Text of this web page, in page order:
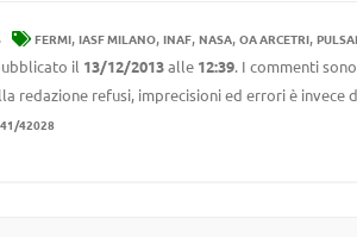
FERMI, IASF MILANO, INAF, NASA, OA ARCETRI,
il 13/12/2013alle 12:39. I commenti
redazione refusi, imprecisioni ed errori è invece
42028